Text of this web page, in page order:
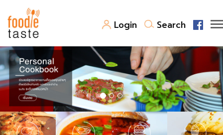
Login Search
สูตรอาหาร
สูตรอาหารล่าสุด
Top Foodie
พาไปชิม
สารพันก้นครัว